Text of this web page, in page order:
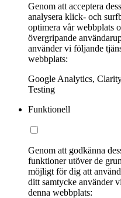
Genom att acceptera
analysera klick- och
optimera vår webbplats
övergripande
använder vi följande
webbplats:
Google Analytics,
Testing
Funktionell
Genom att godkänna
funktioner utöver de
möjligt för dig att
ditt samtycke använder
denna webbplats: